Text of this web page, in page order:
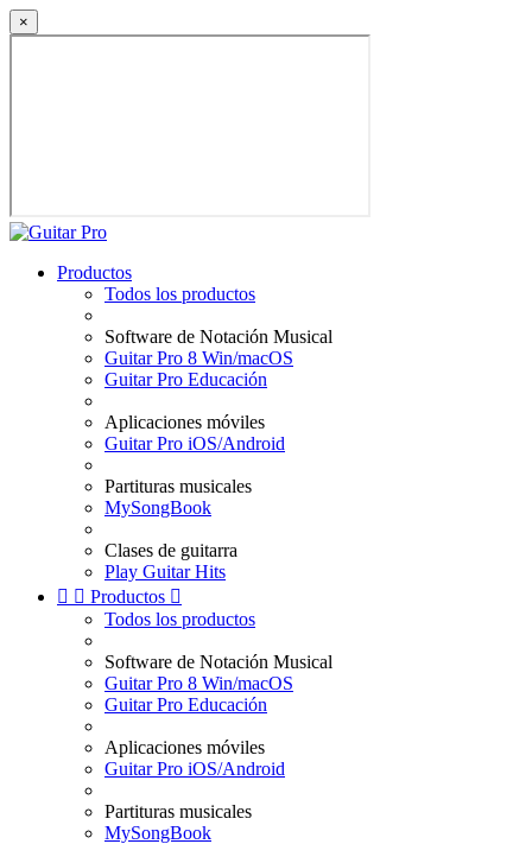
×
Productos
Todos los productos
Software de Notación Musical
Guitar Pro 8 Win/macOS
Guitar Pro Educación
Aplicaciones móviles
Guitar Pro iOS/Android
Partituras musicales
MySongBook
Clases de guitarra
Play Guitar Hits
  Productos 
Todos los productos
Software de Notación Musical
Guitar Pro 8 Win/macOS
Guitar Pro Educación
Aplicaciones móviles
Guitar Pro iOS/Android
Partituras musicales
MySongBook